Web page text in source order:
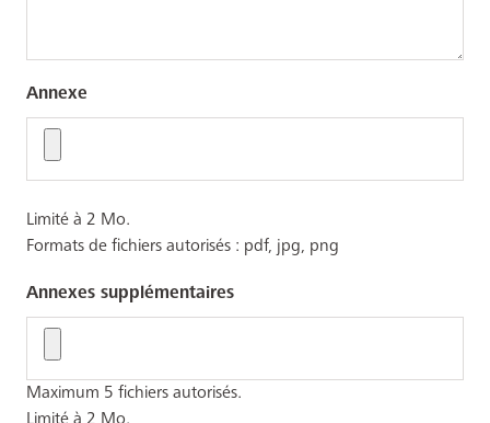
Annexe
Limité à 2 Mo.
Formats de fichiers autorisés : pdf, jpg, png
Annexes supplémentaires
Maximum 5 fichiers autorisés.